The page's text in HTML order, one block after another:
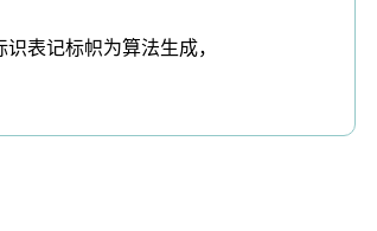
表记标帜为算法生成，